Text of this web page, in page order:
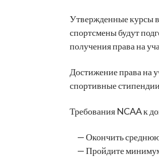
Утвержденные курсы
спортсмены будут
получения права на
Достижение права на
спортивные
Требования NCAA к
Окончить
Пройдите